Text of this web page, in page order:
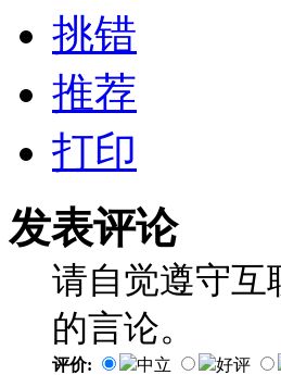
挑错
推荐
打印
发表评论
请自觉遵守互
的言论。
评价: 中立 好评